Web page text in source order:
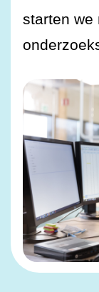
starten we